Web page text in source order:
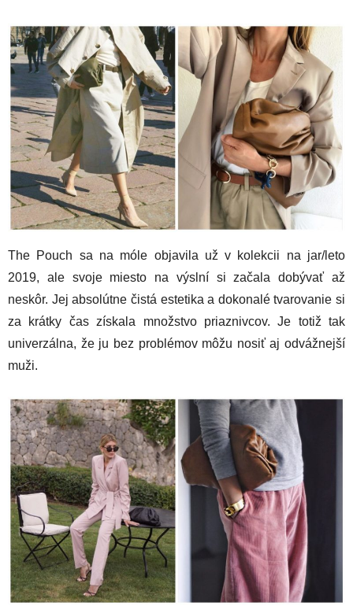
The Pouch sa na móle objavila už v kolekcii na jar/leto
2019, ale svoje miesto na výslní si začala dobývať až
neskôr. Jej absolútne čistá estetika a dokonalé tvarovanie si
za krátky čas získala množstvo priaznivcov. Je totiž tak
univerzálna, že ju bez problémov môžu nosiť aj odvážnejší
muži.